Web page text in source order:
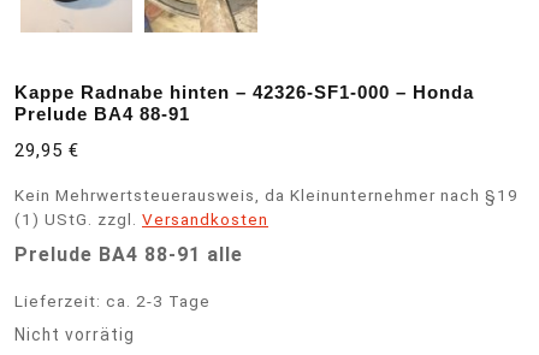
Kappe Radnabe hinten – 42326-SF1-000 – Honda
Prelude BA4 88-91
29,95 €
Kein Mehrwertsteuerausweis, da Kleinunternehmer nach §19
(1) UStG. zzgl. Versandkosten
Prelude BA4 88-91 alle
Lieferzeit: ca. 2-3 Tage
Nicht vorrätig